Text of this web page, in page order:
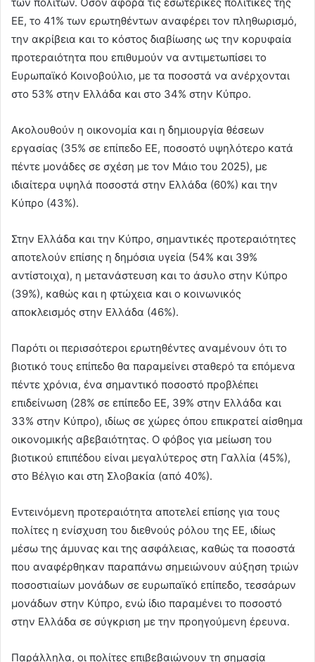
των πολιτών. Όσον αφορά τις εσωτερικές πολιτικές της
ΕΕ, το 41% των ερωτηθέντων αναφέρει τον πληθωρισμό,
την ακρίβεια και το κόστος διαβίωσης ως την κορυφαία
προτεραιότητα που επιθυμούν να αντιμετωπίσει το
Ευρωπαϊκό Κοινοβούλιο, με τα ποσοστά να ανέρχονται
στο 53% στην Ελλάδα και στο 34% στην Κύπρο.
Ακολουθούν η οικονομία και η δημιουργία θέσεων
εργασίας (35% σε επίπεδο ΕΕ, ποσοστό υψηλότερο κατά
πέντε μονάδες σε σχέση με τον Μάιο του 2025), με
ιδιαίτερα υψηλά ποσοστά στην Ελλάδα (60%) και την
Κύπρο (43%).
Στην Ελλάδα και την Κύπρο, σημαντικές προτεραιότητες
αποτελούν επίσης η δημόσια υγεία (54% και 39%
αντίστοιχα), η μετανάστευση και το άσυλο στην Κύπρο
(39%), καθώς και η φτώχεια και ο κοινωνικός
αποκλεισμός στην Ελλάδα (46%).
Παρότι οι περισσότεροι ερωτηθέντες αναμένουν ότι το
βιοτικό τους επίπεδο θα παραμείνει σταθερό τα επόμενα
πέντε χρόνια, ένα σημαντικό ποσοστό προβλέπει
επιδείνωση (28% σε επίπεδο ΕΕ, 39% στην Ελλάδα και
33% στην Κύπρο), ιδίως σε χώρες όπου επικρατεί αίσθημα
οικονομικής αβεβαιότητας. Ο φόβος για μείωση του
βιοτικού επιπέδου είναι μεγαλύτερος στη Γαλλία (45%),
στο Βέλγιο και στη Σλοβακία (από 40%).
Εντεινόμενη προτεραιότητα αποτελεί επίσης για τους
πολίτες η ενίσχυση του διεθνούς ρόλου της ΕΕ, ιδίως
μέσω της άμυνας και της ασφάλειας, καθώς τα ποσοστά
που αναφέρθηκαν παραπάνω σημειώνουν αύξηση τριών
ποσοστιαίων μονάδων σε ευρωπαϊκό επίπεδο, τεσσάρων
μονάδων στην Κύπρο, ενώ ίδιο παραμένει το ποσοστό
στην Ελλάδα σε σύγκριση με την προηγούμενη έρευνα.
Παράλληλα, οι πολίτες επιβεβαιώνουν τη σημασία